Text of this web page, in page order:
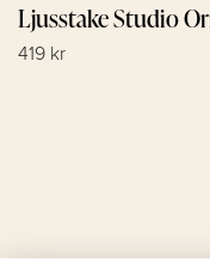
Ljusstake Studio
419 kr